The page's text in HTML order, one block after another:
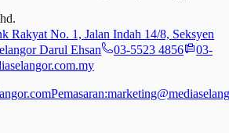
Rakyat No. 1, Jalan Indah 14/8, Seksyen
Darul Ehsan
03-5523 4856
03-
Pemasaran: